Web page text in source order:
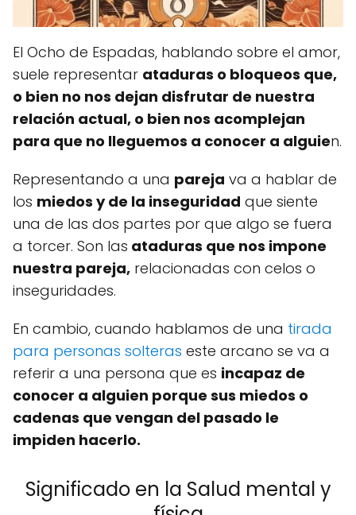
El Ocho de Espadas, hablando sobre el amor,
suele representar ataduras o bloqueos que,
o bien no nos dejan disfrutar de nuestra
relación actual, o bien nos acomplejan
para que no lleguemos a conocer a alguien.
Representando a una pareja va a hablar de
los miedos y de la inseguridad que siente
una de las dos partes por que algo se fuera
a torcer. Son las ataduras que nos impone
nuestra pareja, relacionadas con celos o
inseguridades.
En cambio, cuando hablamos de una tirada
para personas solteras este arcano se va a
referir a una persona que es incapaz de
conocer a alguien porque sus miedos o
cadenas que vengan del pasado le
impiden hacerlo.
Significado en la Salud mental y